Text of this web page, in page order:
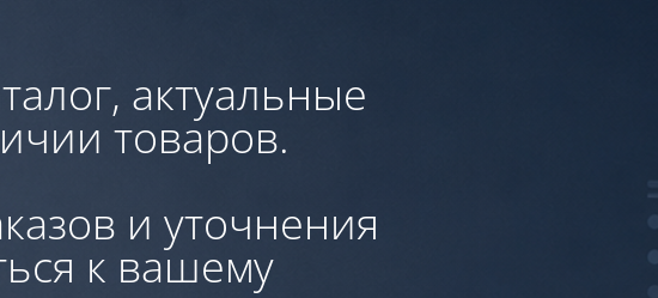
актуальные
товаров.
и уточнения
к вашему